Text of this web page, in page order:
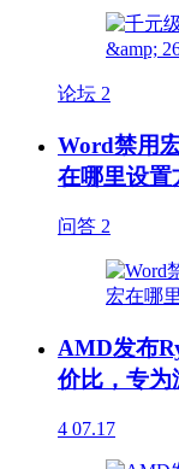
论坛 2
Word禁用
在哪里设置
问答 2
AMD发布
价比，专为
4 07.17